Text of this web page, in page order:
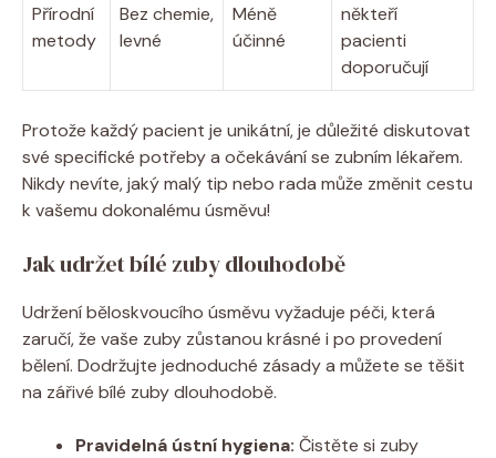
Přírodní
metody
Bez chemie,
levné
Méně
účinné
někteří
pacienti
doporučují
Protože každý pacient je unikátní, je důležité diskutovat
své specifické potřeby a očekávání se zubním lékařem.
Nikdy nevíte, jaký malý tip nebo rada může změnit cestu
k vašemu dokonalému úsměvu!
Jak udržet bílé zuby dlouhodobě
Udržení běloskvoucího úsměvu vyžaduje péči, která
zaručí, že vaše zuby zůstanou krásné i po provedení
bělení. Dodržujte jednoduché zásady a můžete se těšit
na zářivé bílé zuby dlouhodobě.
Pravidelná ústní hygiena: Čistěte si zuby